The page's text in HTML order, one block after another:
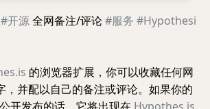
#开源全网备注/评论#服务 #Hypothesi
的浏览器扩展，你可以收藏任何网
，并配以自己的备注或评论。如果你的